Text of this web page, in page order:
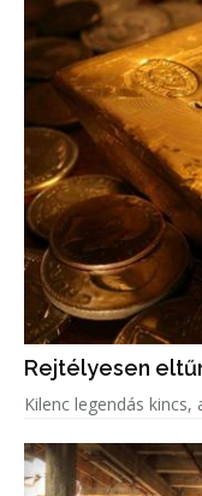
Rejtélyesen
Kilenc legendás